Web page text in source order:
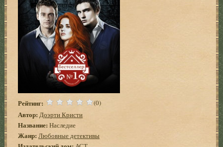
Рейтинг: (0)
Автор: Доэрти Кристи
Название: Наследие
Жанр: Любовные детективы